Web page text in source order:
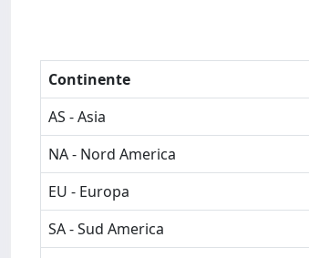
Continente
AS - Asia
NA - Nord America
EU - Europa
SA - Sud America